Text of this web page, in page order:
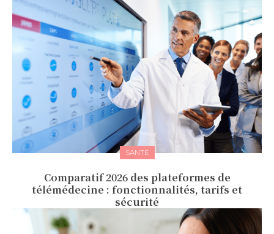
SANTÉ
Comparatif 2026 des plateformes de
télémédecine : fonctionnalités, tarifs et
sécurité